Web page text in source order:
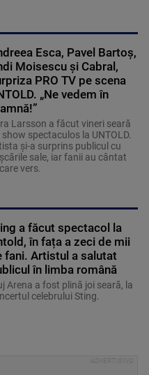
Esca, Pavel Bartoș,
Moisescu și Cabral,
PRO TV pe scena
„Ne vedem în
Larsson a făcut vineri seară
show spectaculos la UNTOLD.
și-a surprins publicul cu
sale, iar fanii au cântat
vers.
a făcut spectacol la
în fața a zeci de mii
fani. Artistul a salutat
în limba română
Arena a fost plină joi seară, la
celebrului Sting.